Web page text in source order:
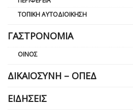
ΤΟΠΙΚΉ ΑΥΤΟΔΙΟΊΚΗΣΗ
ΓΑΣΤΡΟΝΟΜΊΑ
ΟΊΝΟΣ
ΔΙΚΑΙΟΣΎΝΗ – ΟΠΕΔ
ΕΙΔΉΣΕΙΣ